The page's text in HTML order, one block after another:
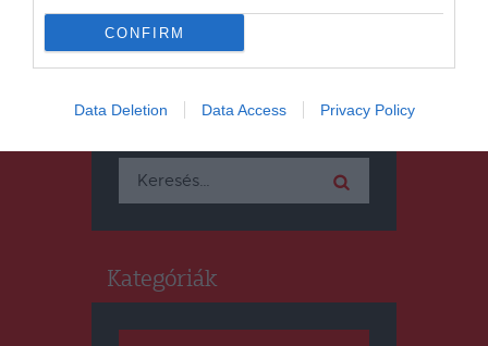
CONFIRM
Data Deletion Data Access Privacy Policy
Keresés
Keresés:
Kategóriák